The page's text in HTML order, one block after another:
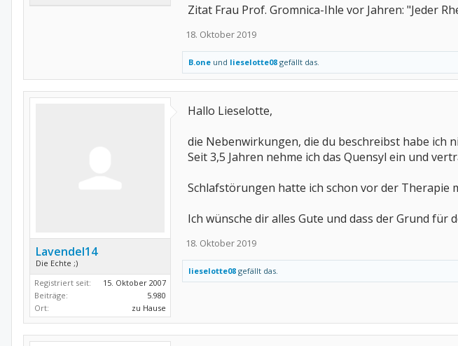
Zitat Frau Prof. Gromnica-Ihle vor Jahren: "Jeder
18. Oktober 2019
B.one und lieselotte08 gefällt das.
Lavendel14
Die Echte ;)
Registriert seit:
15. Oktober 2007
Beiträge:
5.980
Ort:
zu Hause
Hallo Lieselotte,
die Nebenwirkungen, die du beschreibst habe ich
Seit 3,5 Jahren nehme ich das Quensyl ein und
Schlafstörungen hatte ich schon vor der Therapie
Ich wünsche dir alles Gute und dass der Grund für
18. Oktober 2019
lieselotte08 gefällt das.